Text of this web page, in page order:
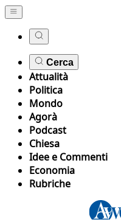
Cerca
Attualità
Politica
Mondo
Agorà
Podcast
Chiesa
Idee e Commenti
Economia
Rubriche